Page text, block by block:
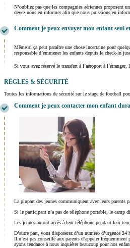
N’oubliez pas que les compagnies aériennes proposent
devez nous en informer afin que nous puissions en
Comment je peux envoyer mon enfant seul
Même si ça peut paraître une chose incertaine pour
responsable d’emmener les enfants depuis le check-in
Si vous avez réservé le transfert à l’aéroport à
RÈGLES & SÉCURITÉ
Toutes les informations de sécurité sur le stage de football
Comment je peux contacter mon enfant
La plupart des jeunes communiquent avec leurs parents
Si le participant n’a pas de téléphone portable, le camp
Les jeunes auront accès à leur téléphone pendant leur
D’autre part, vous disposerez d’un numéro d’urgence
Il n’est pas conseillé aux parents d’appeler
ayons tendance à nous inquiéter beaucoup pour nos